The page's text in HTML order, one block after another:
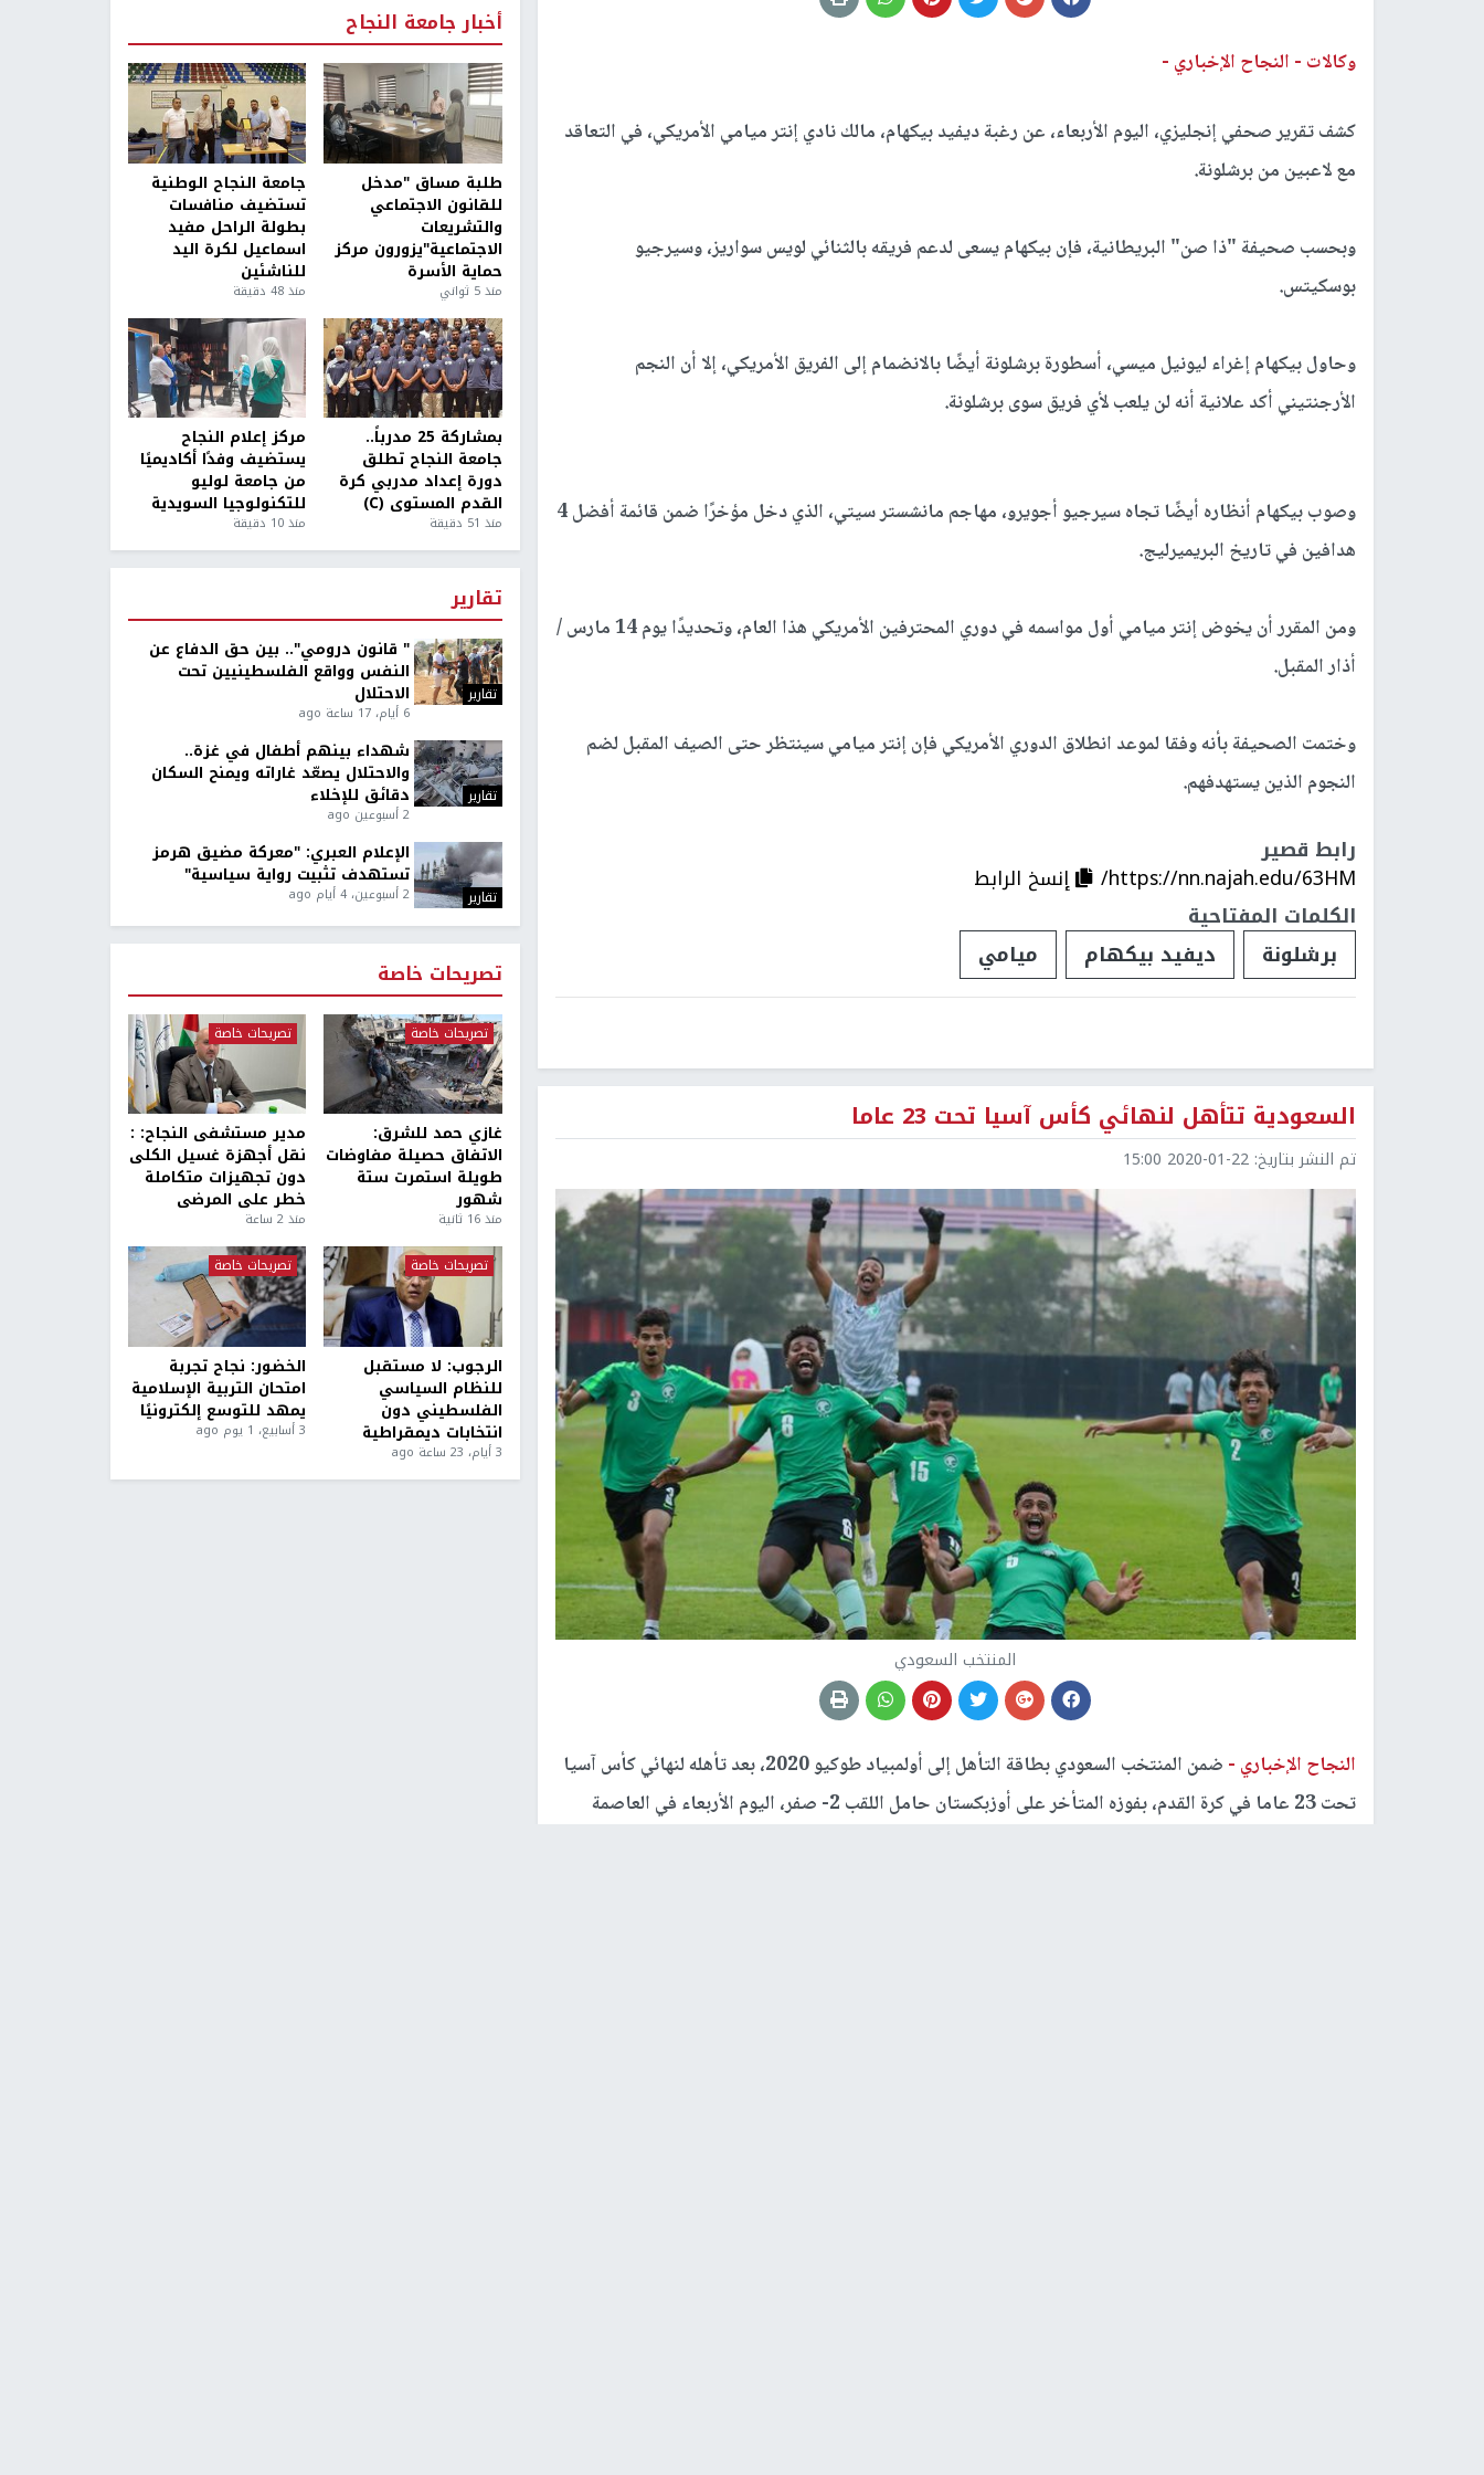
وكالات - النجاح الإخباري -
كشف تقرير صحفي إنجليزي، اليوم الأربعاء، عن رغبة ديفيد بيكهام، مالك نادي إنتر ميامي الأمريكي، في التعاقد
مع لاعبين من برشلونة.
وبحسب صحيفة "ذا صن" البريطانية، فإن بيكهام يسعى لدعم فريقه بالثنائي لويس سواريز، وسيرجيو
بوسكيتس.
وحاول بيكهام إغراء ليونيل ميسي، أسطورة برشلونة أيضًا بالانضمام إلى الفريق الأمريكي، إلا أن النجم
الأرجنتيني أكد علانية أنه لن يلعب لأي فريق سوى برشلونة.
وصوب بيكهام أنظاره أيضًا تجاه سيرجيو أجويرو، مهاجم مانشستر سيتي، الذي دخل مؤخرًا ضمن قائمة أفضل 4
هدافين في تاريخ البريميرليج.
ومن المقرر أن يخوض إنتر ميامي أول مواسمه في دوري المحترفين الأمريكي هذا العام، وتحديدًا يوم 14 مارس /
أذار المقبل.
وختمت الصحيفة بأنه وفقا لموعد انطلاق الدوري الأمريكي فإن إنتر ميامي سينتظر حتى الصيف المقبل لضم
النجوم الذين يستهدفهم.
رابط قصير
https://nn.najah.edu/63HM/
إنسخ الرابط
الكلمات المفتاحية
برشلونة
ديفيد بيكهام ميامي
السعودية تتأهل لنهائي كأس آسيا تحت 23 عاما
تم النشر بتاريخ: 2020-01-22 15:00
المنتخب السعودي
النجاح الإخباري -
ضمن المنتخب السعودي بطاقة التأهل إلى أولمبياد طوكيو 2020، بعد تأهله لنهائي كأس آسيا
تحت 23 عاما في كرة القدم، بفوزه المتأخر على أوزبكستان حامل اللقب 2- صفر، اليوم الأربعاء في العاصمة
أخبار جامعة النجاح
طلبة مساق "مدخل
للقانون الاجتماعي
والتشريعات
الاجتماعية"يزورون مركز
حماية الأسرة
منذ 5 ثواني
جامعة النجاح الوطنية
تستضيف منافسات
بطولة الراحل مفيد
اسماعيل لكرة اليد
للناشئين
منذ 48 دقيقة
بمشاركة 25 مدرباً..
جامعة النجاح تطلق
دورة إعداد مدربي كرة
القدم المستوى (C)
منذ 51 دقيقة
مركز إعلام النجاح
يستضيف وفدًا أكاديميًا
من جامعة لوليو
للتكنولوجيا السويدية
منذ 10 دقيقة
تقارير
تقارير
" قانون درومي".. بين حق الدفاع عن
النفس وواقع الفلسطينيين تحت
الاحتلال
6 أيام، 17 ساعة ago
تقارير
شهداء بينهم أطفال في غزة..
والاحتلال يصعّد غاراته ويمنح السكان
دقائق للإخلاء
2 أسبوعين ago
تقارير
الإعلام العبري: "معركة مضيق هرمز
تستهدف تثبيت رواية سياسية"
2 أسبوعين، 4 أيام ago
تصريحات خاصة
تصريحات خاصة
غازي حمد للشرق:
الاتفاق حصيلة مفاوضات
طويلة استمرت ستة
شهور
منذ 16 ثانية
تصريحات خاصة
مدير مستشفى النجاح: :
نقل أجهزة غسيل الكلى
دون تجهيزات متكاملة
خطر على المرضى
منذ 2 ساعة
تصريحات خاصة
الرجوب: لا مستقبل
للنظام السياسي
الفلسطيني دون
انتخابات ديمقراطية
3 أيام، 23 ساعة ago
تصريحات خاصة
الخضور: نجاح تجربة
امتحان التربية الإسلامية
يمهد للتوسع إلكترونيًا
3 أسابيع، 1 يوم ago